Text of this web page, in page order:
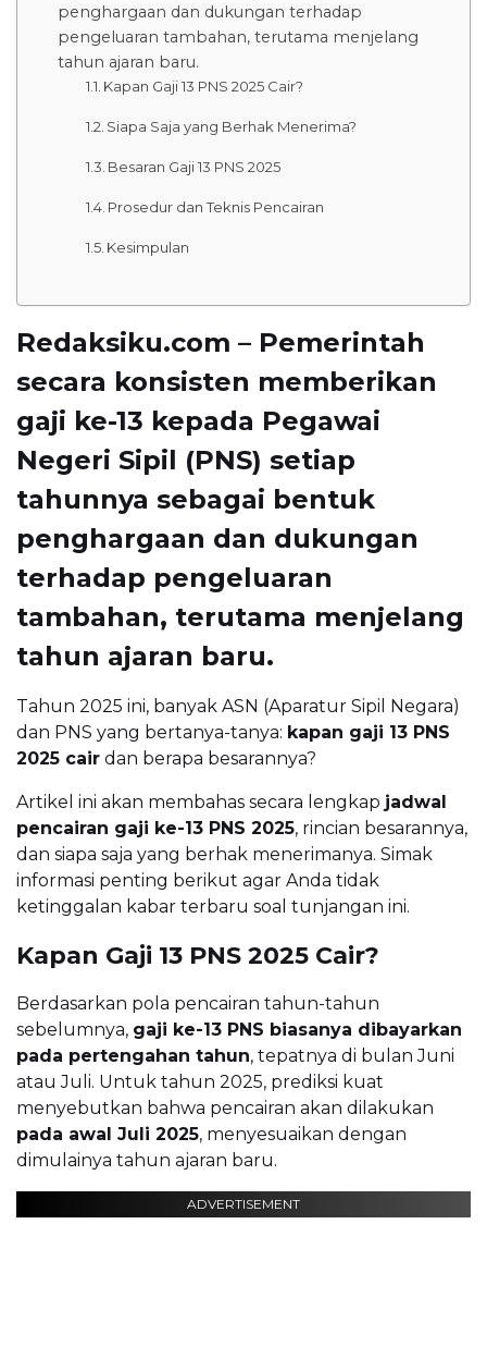
penghargaan dan dukungan terhadap
pengeluaran tambahan, terutama menjelang
tahun ajaran baru.
Kapan Gaji 13 PNS 2025 Cair?
Siapa Saja yang Berhak Menerima?
Besaran Gaji 13 PNS 2025
Prosedur dan Teknis Pencairan
Kesimpulan
Redaksiku.com – Pemerintah
secara konsisten memberikan
gaji ke-13 kepada Pegawai
Negeri Sipil (PNS) setiap
tahunnya sebagai bentuk
penghargaan dan dukungan
terhadap pengeluaran
tambahan, terutama menjelang
tahun ajaran baru.
Tahun 2025 ini, banyak ASN (Aparatur Sipil Negara)
dan PNS yang bertanya-tanya: kapan gaji 13 PNS
2025 cair dan berapa besarannya?
Artikel ini akan membahas secara lengkap jadwal
pencairan gaji ke-13 PNS 2025, rincian besarannya,
dan siapa saja yang berhak menerimanya. Simak
informasi penting berikut agar Anda tidak
ketinggalan kabar terbaru soal tunjangan ini.
Kapan Gaji 13 PNS 2025 Cair?
Berdasarkan pola pencairan tahun-tahun
sebelumnya, gaji ke-13 PNS biasanya dibayarkan
pada pertengahan tahun, tepatnya di bulan Juni
atau Juli. Untuk tahun 2025, prediksi kuat
menyebutkan bahwa pencairan akan dilakukan
pada awal Juli 2025, menyesuaikan dengan
dimulainya tahun ajaran baru.
ADVERTISEMENT